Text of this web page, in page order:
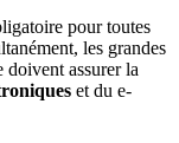
pour toutes
les grandes
doivent assurer la
et du e-